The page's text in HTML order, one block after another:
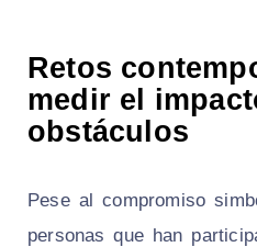
Retos
medir el
obstáculos
Pese al compromiso
personas que han